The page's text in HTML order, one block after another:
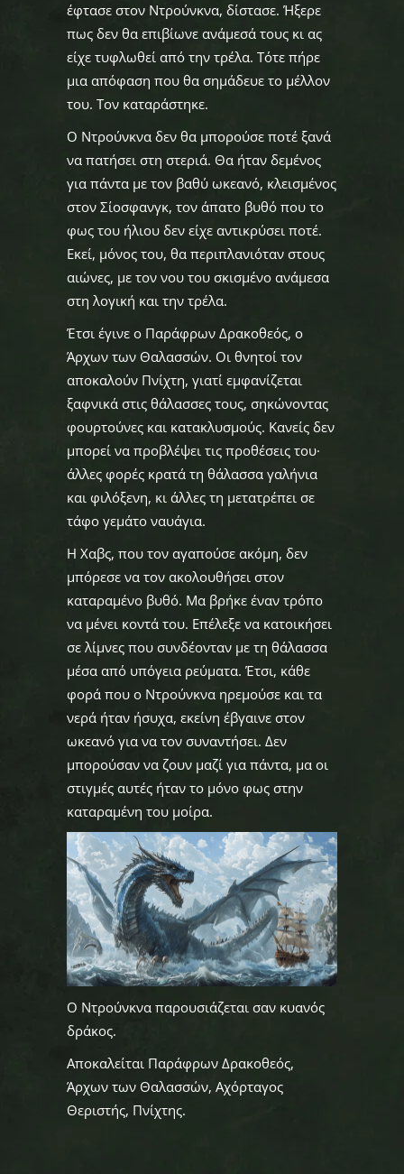
έφτασε στον Ντρούνκνα, δίστασε. Ήξερε
πως δεν θα επιβίωνε ανάμεσά τους κι ας
είχε τυφλωθεί από την τρέλα. Τότε πήρε
μια απόφαση που θα σημάδευε το μέλλον
του. Τον καταράστηκε.
Ο Ντρούνκνα δεν θα μπορούσε ποτέ ξανά
να πατήσει στη στεριά. Θα ήταν δεμένος
για πάντα με τον βαθύ ωκεανό, κλεισμένος
στον Σίοσφανγκ, τον άπατο βυθό που το
φως του ήλιου δεν είχε αντικρύσει ποτέ.
Εκεί, μόνος του, θα περιπλανιόταν στους
αιώνες, με τον νου του σκισμένο ανάμεσα
στη λογική και την τρέλα.
Έτσι έγινε ο Παράφρων Δρακοθεός, ο
Άρχων των Θαλασσών. Οι θνητοί τον
αποκαλούν Πνίχτη, γιατί εμφανίζεται
ξαφνικά στις θάλασσες τους, σηκώνοντας
φουρτούνες και κατακλυσμούς. Κανείς δεν
μπορεί να προβλέψει τις προθέσεις του·
άλλες φορές κρατά τη θάλασσα γαλήνια
και φιλόξενη, κι άλλες τη μετατρέπει σε
τάφο γεμάτο ναυάγια.
Η Χαβς, που τον αγαπούσε ακόμη, δεν
μπόρεσε να τον ακολουθήσει στον
καταραμένο βυθό. Μα βρήκε έναν τρόπο
να μένει κοντά του. Επέλεξε να κατοικήσει
σε λίμνες που συνδέονταν με τη θάλασσα
μέσα από υπόγεια ρεύματα. Έτσι, κάθε
φορά που ο Ντρούνκνα ηρεμούσε και τα
νερά ήταν ήσυχα, εκείνη έβγαινε στον
ωκεανό για να τον συναντήσει. Δεν
μπορούσαν να ζουν μαζί για πάντα, μα οι
στιγμές αυτές ήταν το μόνο φως στην
καταραμένη του μοίρα.
Ο Ντρούνκνα παρουσιάζεται σαν κυανός
δράκος.
Αποκαλείται Παράφρων Δρακοθεός,
Άρχων των Θαλασσών, Αχόρταγος
Θεριστής, Πνίχτης.